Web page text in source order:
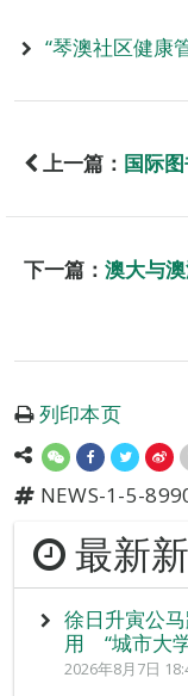
“琴澳社区健康
上一篇： 国际
下一篇： 澳大与
列印本页
NEWS-1-5-
最新
徐日升寅公
用 “城市大
2026年8月7日